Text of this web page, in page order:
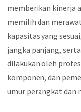
memberikan kinerja
memilih dan
kapasitas yang
jangka panjang,
dilakukan oleh
komponen, dan
umur perangkat dan